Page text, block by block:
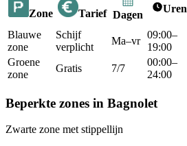
Zone Tarief Dagen
Uren
Blauwe
zone
Schijf
verplicht
Ma–vr
09:00–
19:00
Groene
zone
Gratis 7/7
00:00–
24:00
Beperkte zones in Bagnolet
Zwarte zone met stippellijn